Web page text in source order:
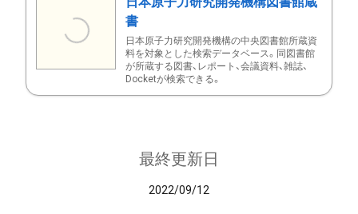
書
日本原子力研究開発機構の中央図書館所蔵資
料を対象とした検索データベース。同図書館
が所蔵する図書、レポート、会議資料、雑誌、
Docketが検索できる。
最終更新日
2022/09/12